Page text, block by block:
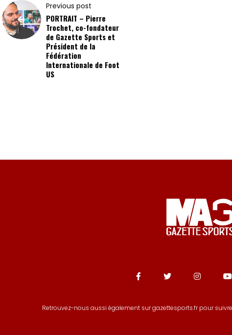
Nos
Partenaires
Mentions
Previous post
PORTRAIT – Pierre
Trochet, co-fondateur
de Gazette Sports et
Président de la
Fédération
Internationale de Foot
US
Retrouvez-nous aussi également sur gazettesports.fr pour